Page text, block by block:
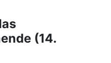
(14.